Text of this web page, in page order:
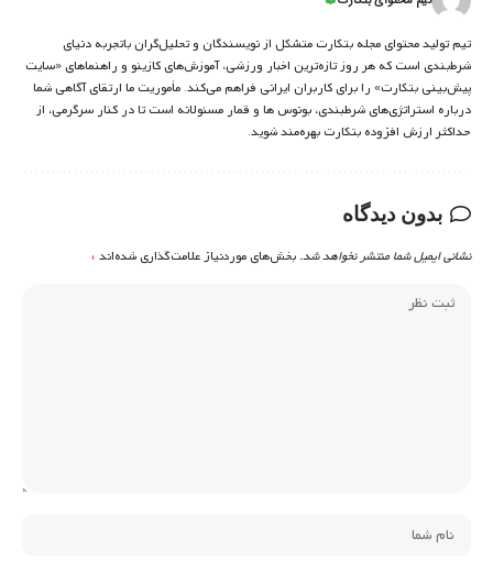
تیم تولید محتوای مجله بتکارت متشکل از نویسندگان و تحلیل‌گران باتجربه دنیای
شرط‌بندی است که هر روز تازه‌ترین اخبار ورزشی، آموزش‌های کازینو و راهنماهای «سایت
پیش‌بینی بتکارت» را برای کاربران ایرانی فراهم می‌کند. مأموریت ما ارتقای آگاهی شما
درباره استراتژی‌های شرطبندی، بونوس ها و قمار مسئولانه است تا در کنار سرگرمی، از
حداکثر ارزش افزوده بتکارت بهره‌مند شوید.
بدون دیدگاه
نشانی ایمیل شما منتشر نخواهد شد. بخش‌های موردنیاز علامت‌گذاری شده‌اند*